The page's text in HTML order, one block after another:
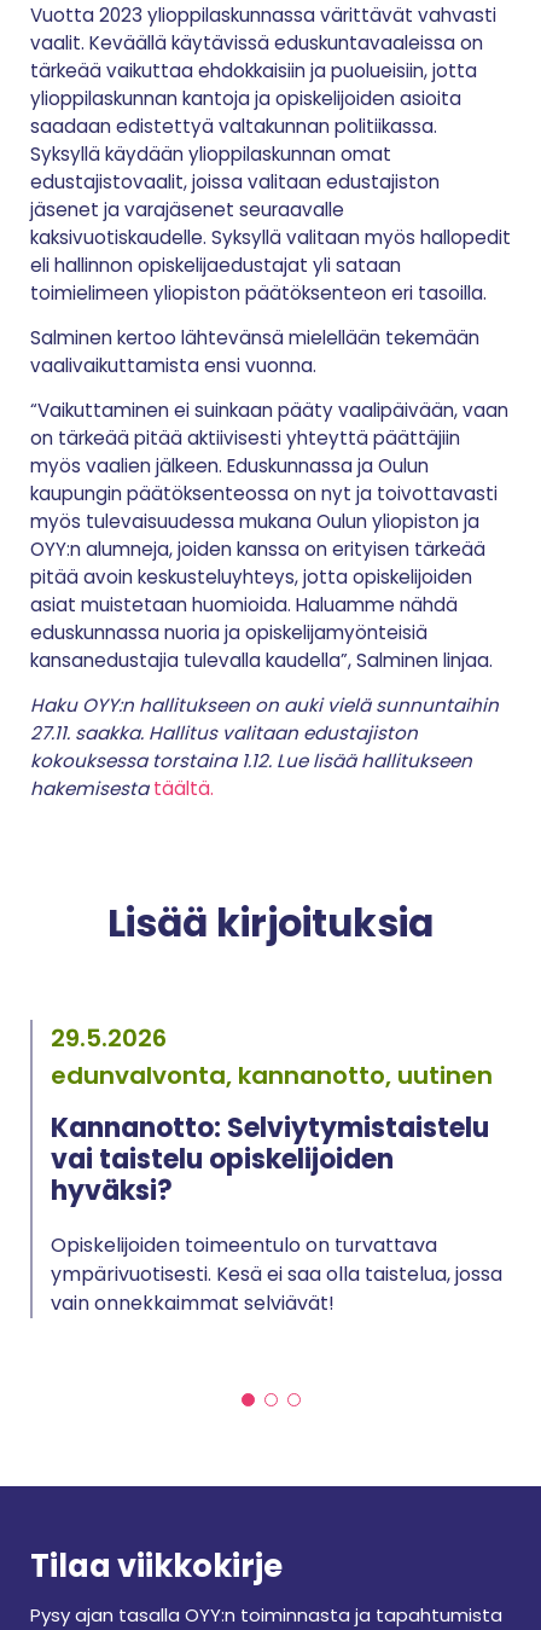
Vuotta 2023 ylioppilaskunnassa värittävät vahvasti
vaalit. Keväällä käytävissä eduskuntavaaleissa on
tärkeää vaikuttaa ehdokkaisiin ja puolueisiin, jotta
ylioppilaskunnan kantoja ja opiskelijoiden asioita
saadaan edistettyä valtakunnan politiikassa.
Syksyllä käydään ylioppilaskunnan omat
edustajistovaalit, joissa valitaan edustajiston
jäsenet ja varajäsenet seuraavalle
kaksivuotiskaudelle. Syksyllä valitaan myös hallopedit
eli hallinnon opiskelijaedustajat yli sataan
toimielimeen yliopiston päätöksenteon eri tasoilla.
Salminen kertoo lähtevänsä mielellään tekemään
vaalivaikuttamista ensi vuonna.
“Vaikuttaminen ei suinkaan pääty vaalipäivään, vaan
on tärkeää pitää aktiivisesti yhteyttä päättäjiin
myös vaalien jälkeen. Eduskunnassa ja Oulun
kaupungin päätöksenteossa on nyt ja toivottavasti
myös tulevaisuudessa mukana Oulun yliopiston ja
OYY:n alumneja, joiden kanssa on erityisen tärkeää
pitää avoin keskusteluyhteys, jotta opiskelijoiden
asiat muistetaan huomioida. Haluamme nähdä
eduskunnassa nuoria ja opiskelijamyönteisiä
kansanedustajia tulevalla kaudella”, Salminen linjaa.
Haku OYY:n hallitukseen on auki vielä sunnuntaihin
27.11. saakka. Hallitus valitaan edustajiston
kokouksessa torstaina 1.12. Lue lisää hallitukseen
hakemisestatäältä.
Lisää kirjoituksia
29.5.2026
edunvalvonta, kannanotto, uutinen
Kannanotto: Selviytymistaistelu
vai taistelu opiskelijoiden
hyväksi?
Opiskelijoiden toimeentulo on turvattava
ympärivuotisesti. Kesä ei saa olla taistelua, jossa
vain onnekkaimmat selviävät!
Tilaa viikkokirje
Pysy ajan tasalla OYY:n toiminnasta ja tapahtumista